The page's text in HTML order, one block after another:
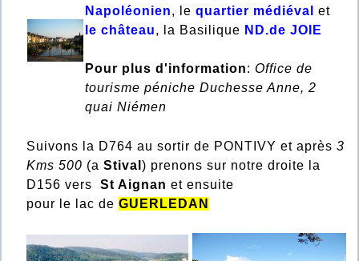
Napoléonien, le quartier médiéval
et
le château, la Basilique ND.de JOIE
Pour plus d'information: Office de
tourisme péniche Duchesse Anne, 2
quai Niémen
Suivons la D764 au sortir de PONTIVY et après 3
Kms 500 (a Stival ) prenons sur notre droite la
D156 vers St Aignan et ensuite
pour le lac de GUERLEDAN